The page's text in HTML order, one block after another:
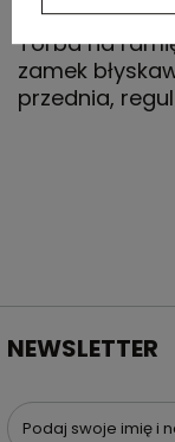
Torba na
zamek
przednia,
NEWSLETTER
Podaj swoje imię i